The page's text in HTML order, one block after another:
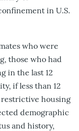
in U.S.
who were
those who had
in the last 12
if less than 12
housing
demographic
and history,